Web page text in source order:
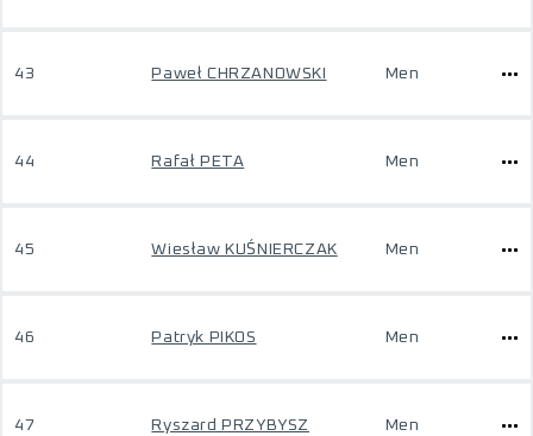
43 Paweł CHRZANOWSKI Men
44 Rafał PETA Men
45 Wiesław KUŚNIERCZAK Men
46 Patryk PIKOS Men
47 Ryszard PRZYBYSZ Men